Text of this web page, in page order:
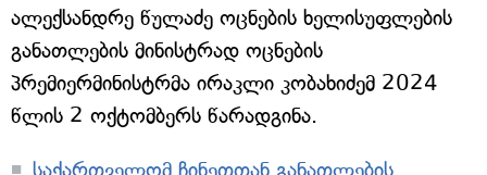
ალექსანდრე წულაძე ოცნების ხელისუფლების
განათლების მინისტრად ოცნების
პრემიერმინისტრმა ირაკლი კობახიძემ 2024
წლის 2 ოქტომბერს წარადგინა.